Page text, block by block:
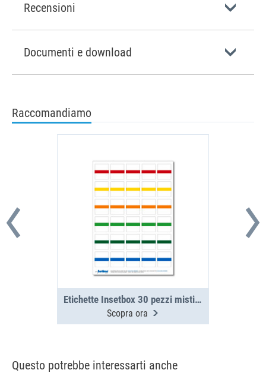
Recensioni
Documenti e download
Raccomandiamo
Etichette Insetbox 30 pezzi misti (1 foglio)
Scopra ora
Questo potrebbe interessarti anche